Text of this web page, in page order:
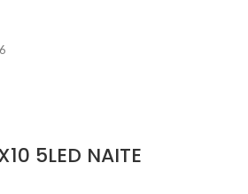
5LED NAITE